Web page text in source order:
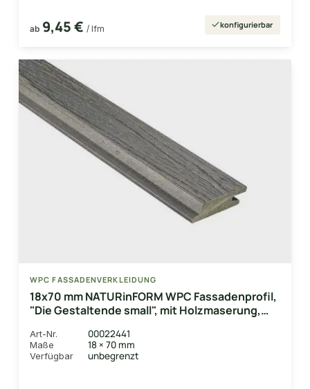
ab 9,45 € / lfm konfigurierbar
WPC FASSADENVERKLEIDUNG
18x70 mm NATURinFORM WPC Fassadenprofil,
"Die Gestaltende small", mit Holzmaserung,
Art-Nr. 00022441
Maße 18 × 70 mm
Verfügbar unbegrenzt